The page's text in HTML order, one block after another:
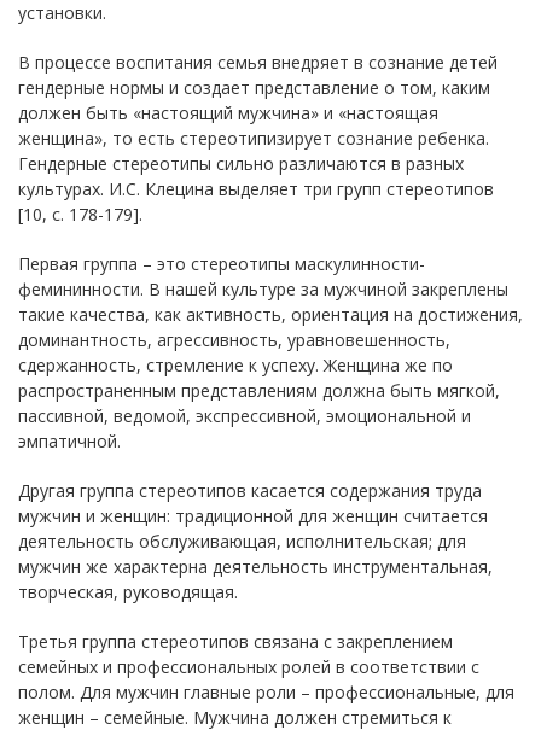
установки.
В процессе воспитания семья внедряет в сознание детей
гендерные нормы и создает представление о том, каким
должен быть «настоящий мужчина» и «настоящая
женщина», то есть стереотипизирует сознание ребенка.
Гендерные стереотипы сильно различаются в разных
культурах. И.С. Клецина выделяет три групп стереотипов
[10, с. 178-179].
Первая группа – это стереотипы маскулинности-
фемининности. В нашей культуре за мужчиной закреплены
такие качества, как активность, ориентация на достижения,
доминантность, агрессивность, уравновешенность,
сдержанность, стремление к успеху. Женщина же по
распространенным представлениям должна быть мягкой,
пассивной, ведомой, экспрессивной, эмоциональной и
эмпатичной.
Другая группа стереотипов касается содержания труда
мужчин и женщин: традиционной для женщин считается
деятельность обслуживающая, исполнительская; для
мужчин же характерна деятельность инструментальная,
творческая, руководящая.
Третья группа стереотипов связана с закреплением
семейных и профессиональных ролей в соответствии с
полом. Для мужчин главные роли – профессиональные, для
женщин – семейные. Мужчина должен стремиться к